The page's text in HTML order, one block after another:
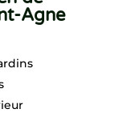
Agne